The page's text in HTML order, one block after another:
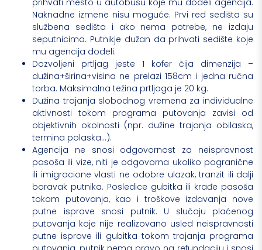
prihvati mesto u autobusu koje mu dodeli agencija.
Naknadne izmene nisu moguće. Prvi red sedišta su
službena sedišta i ako nema potrebe, ne izdaju
seputnicima. Putnikje dužan da prihvati sedište koje
mu agencija dodeli.
Dozvoljeni prtljag jeste 1 kofer čija dimenzija –
dužina+širina+visina ne prelazi 158cm i jedna ručna
torba. Maksimalna težina prtljaga je 20 kg.
Dužina trajanja slobodnog vremena za individualne
aktivnosti tokom programa putovanja zavisi od
objektivnih okolnosti (npr. dužine trajanja obilaska,
termina polaska...).
Agencija ne snosi odgovornost za neispravnost
pasoša ili vize, niti je odgovorna ukoliko pogranične
ili imigracione vlasti ne odobre ulazak, tranzit ili dalji
boravak putnika. Posledice gubitka ili krađe pasoša
tokom putovanja, kao i troškove izdavanja nove
putne isprave snosi putnik. U slučaju plaćenog
putovanja koje nije realizovano usled neispravnosti
putne isprave ili gubitka tokom trajanja programa